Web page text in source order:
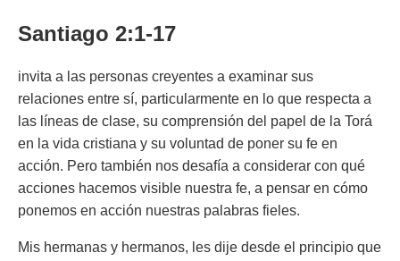
Santiago 2:1-17
invita a las personas creyentes a examinar sus
relaciones entre sí, particularmente en lo que respecta a
las líneas de clase, su comprensión del papel de la Torá
en la vida cristiana y su voluntad de poner su fe en
acción. Pero también nos desafía a considerar con qué
acciones hacemos visible nuestra fe, a pensar en cómo
ponemos en acción nuestras palabras fieles.
Mis hermanas y hermanos, les dije desde el principio que